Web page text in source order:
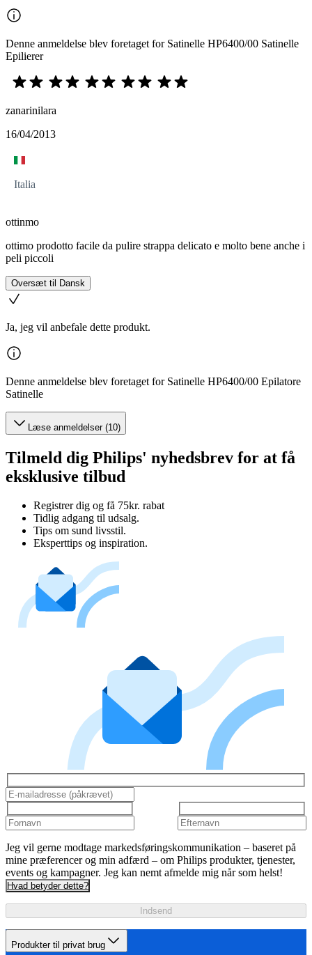
Denne anmeldelse blev foretaget for Satinelle HP6400/00 Satinelle
Epilierer
zanarinilara
16/04/2013
Italia
ottinmo
ottimo prodotto facile da pulire strappa delicato e molto bene anche i
peli piccoli
Oversæt til Dansk
Ja, jeg vil anbefale dette produkt.
Denne anmeldelse blev foretaget for Satinelle HP6400/00 Epilatore
Satinelle
Læse anmeldelser (10)
Tilmeld dig Philips' nyhedsbrev for at få
eksklusive tilbud
Registrer dig og få 75kr. rabat
Tidlig adgang til udsalg.
Tips om sund livsstil.
Eksperttips og inspiration.
Jeg vil gerne modtage markedsføringskommunikation – baseret på
mine præferencer og min adfærd – om Philips produkter, tjenester,
events og kampagner. Jeg kan nemt afmelde mig når som helst!
Hvad betyder dette?
Indsend
Produkter til privat brug